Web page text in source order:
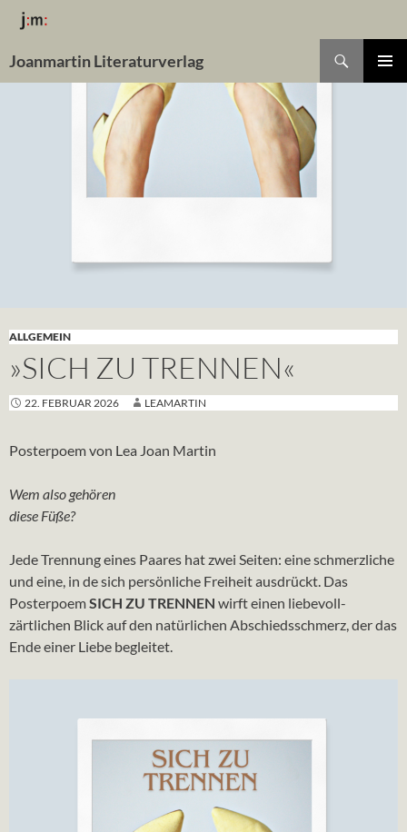
Joanmartin Literaturverlag
ALLGEMEIN
»SICH ZU TRENNEN«
22. FEBRUAR 2026 LEAMARTIN
Posterpoem von Lea Joan Martin
Wem also gehören
diese Füße?
Jede Trennung eines Paares hat zwei Seiten: eine schmerzliche
und eine, in de sich persönliche Freiheit ausdrückt. Das
PosterpoemSICH ZU TRENNEN wirft einen liebevoll-
zärtlichen Blick auf den natürlichen Abschiedsschmerz, der das
Ende einer Liebe begleitet.